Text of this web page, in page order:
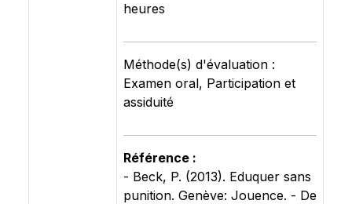
heures
Méthode(s) d'évaluation :
Examen oral, Participation et
assiduité
Référence :
- Beck, P. (2013). Eduquer sans
punition. Genève: Jouence. - De